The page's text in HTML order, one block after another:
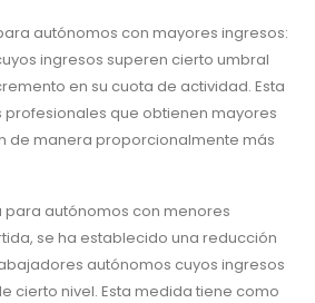
autónomos con mayores ingresos:
ingresos superen cierto umbral
en su cuota de actividad. Esta
que obtienen mayores
de manera proporcionalmente más
para autónomos con menores
se ha establecido una reducción
autónomos cuyos ingresos
cierto nivel. Esta medida tiene como